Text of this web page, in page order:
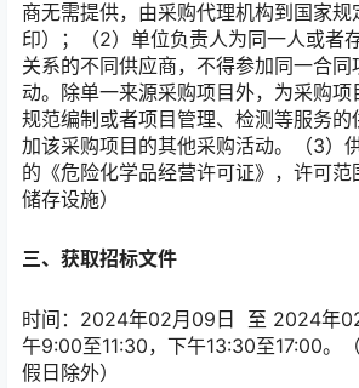
商无需提供，由采购代理机构到国家规
印）；（2）单位负责人为同一人或者
关系的不同供应商，不得参加同一合
动。除单一来源采购项目外，为采购项
规范编制或者项目管理、检测等服务
加该采购项目的其他采购活动。（3）
的《危险化学品经营许可证》，许可范
储存设施）
三、获取招标文件
时间：2024年02月09日 至 2024年
午9:00至11:30，下午13:30至17:00。
假日除外）